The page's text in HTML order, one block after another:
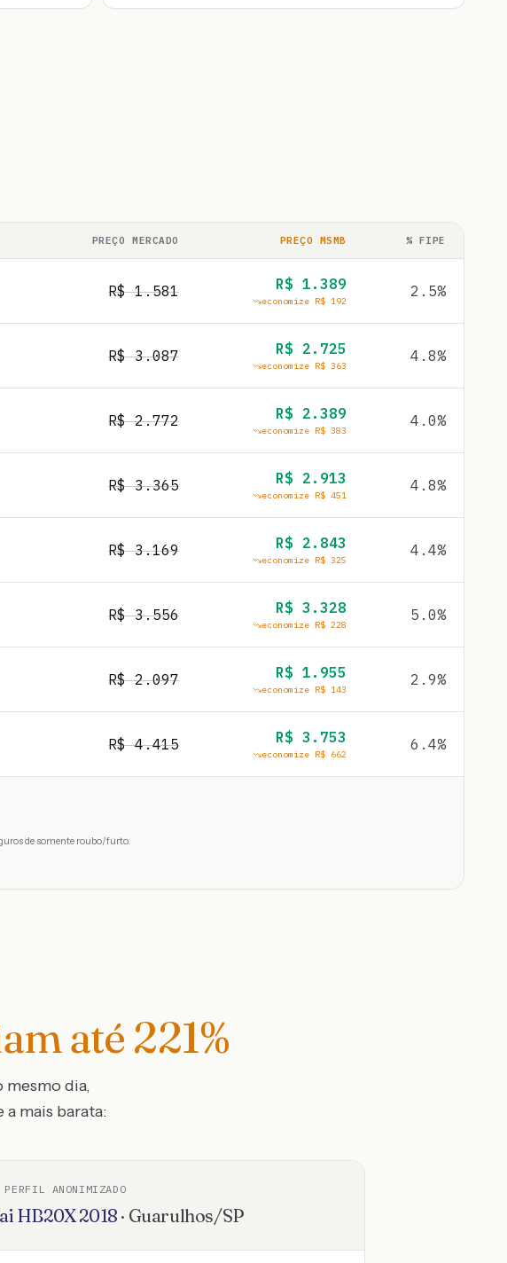
PREÇO MERCADO PREÇO MSMB % FIPE
R$1.581 R$ 1.389
economize R$ 192
2.5%
R$3.087 R$ 2.725
economize R$ 363
4.8%
R$2.772 R$ 2.389
economize R$ 383
4.0%
R$3.365 R$ 2.913
economize R$ 451
4.8%
R$3.169 R$ 2.843
economize R$ 325
4.4%
R$3.556 R$ 3.328
economize R$ 228
5.0%
R$2.097 R$ 1.955
economize R$ 143
2.9%
R$4.415 R$ 3.753
economize R$ 662
6.4%
de somente roubo/furto.
até 221%
mesmo dia,
mais barata:
ANONIMIZADO
HB20X2018 · Guarulhos/SP